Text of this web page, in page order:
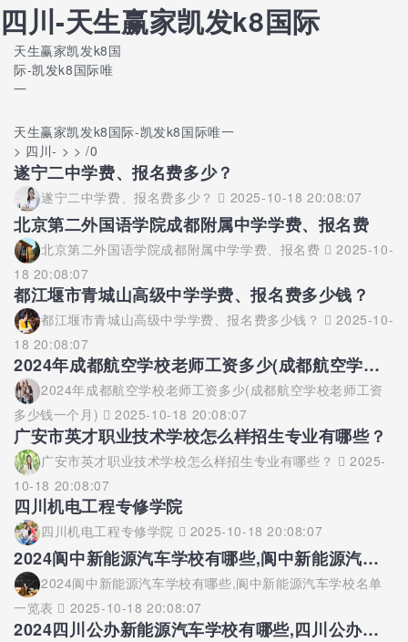
四川-天生赢家凯发k8国际
天生赢家凯发k8国
际-凯发k8国际唯
一
天生赢家凯发k8国际-凯发k8国际唯一
> 四川- > > /0
遂宁二中学费、报名费多少？
遂宁二中学费、报名费多少？ 2025-10-18 20:08:07
北京第二外国语学院成都附属中学学费、报名费
北京第二外国语学院成都附属中学学费、报名费
2025-10-
18 20:08:07
都江堰市青城山高级中学学费、报名费多少钱？
都江堰市青城山高级中学学费、报名费多少钱？
2025-10-
18 20:08:07
2024年成都航空学校老师工资多少(成都航空学校老师工资多少钱一个月)
2024年成都航空学校老师工资多少(成都航空学校老师工资
多少钱一个月)
2025-10-18 20:08:07
广安市英才职业技术学校怎么样招生专业有哪些？
广安市英才职业技术学校怎么样招生专业有哪些？
2025-
10-18 20:08:07
四川机电工程专修学院
四川机电工程专修学院 2025-10-18 20:08:07
2024阆中新能源汽车学校有哪些,阆中新能源汽车学校名单一览表
2024阆中新能源汽车学校有哪些,阆中新能源汽车学校名单
一览表
2025-10-18 20:08:07
2024四川公办新能源汽车学校有哪些,四川公办新能源汽车学校名单一览表